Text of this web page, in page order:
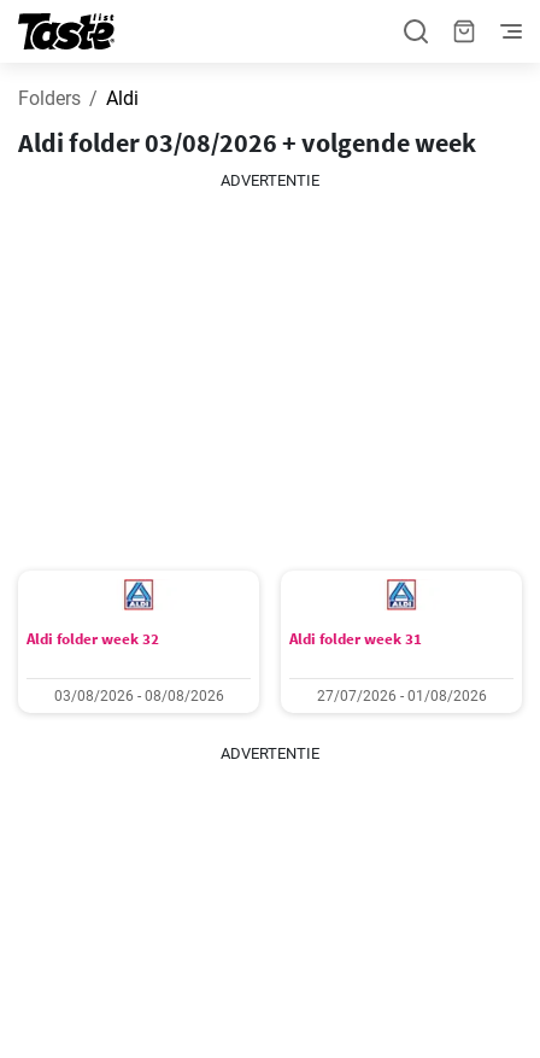
Folders Aldi
Aldi folder 03/08/2026 + volgende week
ADVERTENTIE
Aldi folder week 32
03/08/2026 - 08/08/2026
Aldi folder week 31
27/07/2026 - 01/08/2026
ADVERTENTIE